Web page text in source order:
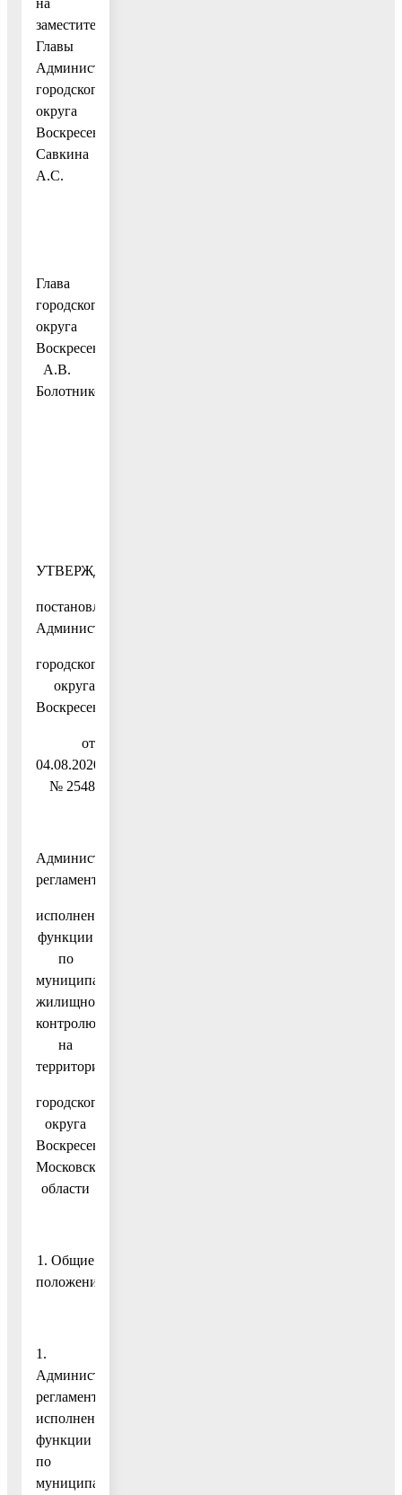
заместителя
Главы
Администрации
городского
округа
Воскресенск
Савкина
А.С.
Глава
городского
округа
Воскресенск
А.В.
Болотников
УТВЕРЖДЕН:
постановлением
Администрации
городского
округа
Воскресенск
от
04.08.2020
№ 2548
Административный
регламент
исполнения
функции
по
муниципальному
жилищному
контролю
на
территории
городского
округа
Воскресенск
Московской
области
1. Общие
положения
1.
Административный
регламент
исполнения
функции
по
муниципальному